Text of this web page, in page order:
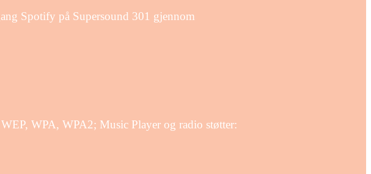
Spotify på Supersound 301 gjennom
WPA, WPA2; Music Player og radio støtter: